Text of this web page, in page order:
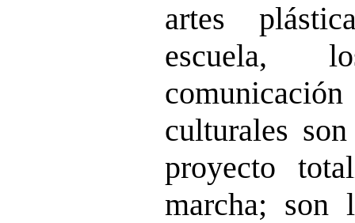
artes
escuela,
culturales
proyecto
marcha; son